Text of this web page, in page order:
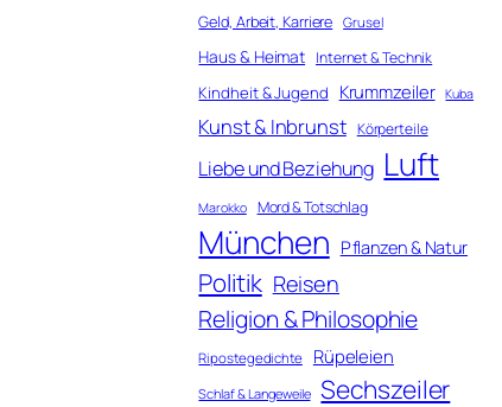
Geld, Arbeit, Karriere Grusel
Haus & Heimat Internet & Technik
Kindheit & Jugend Krummzeiler Kuba
Kunst & Inbrunst Körperteile
Liebe und Beziehung Luft
Marokko Mord & Totschlag
München Pflanzen & Natur
Politik Reisen
Religion & Philosophie
Ripostegedichte Rüpeleien
Schlaf & Langeweile Sechszeiler